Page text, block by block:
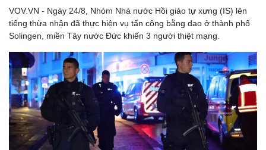
VOV.VN - Ngày 24/8, Nhóm Nhà nước Hồi giáo tự xưng (IS) lên
tiếng thừa nhận đã thực hiện vụ tấn công bằng dao ở thành phố
Solingen, miền Tây nước Đức khiến 3 người thiệt mạng.